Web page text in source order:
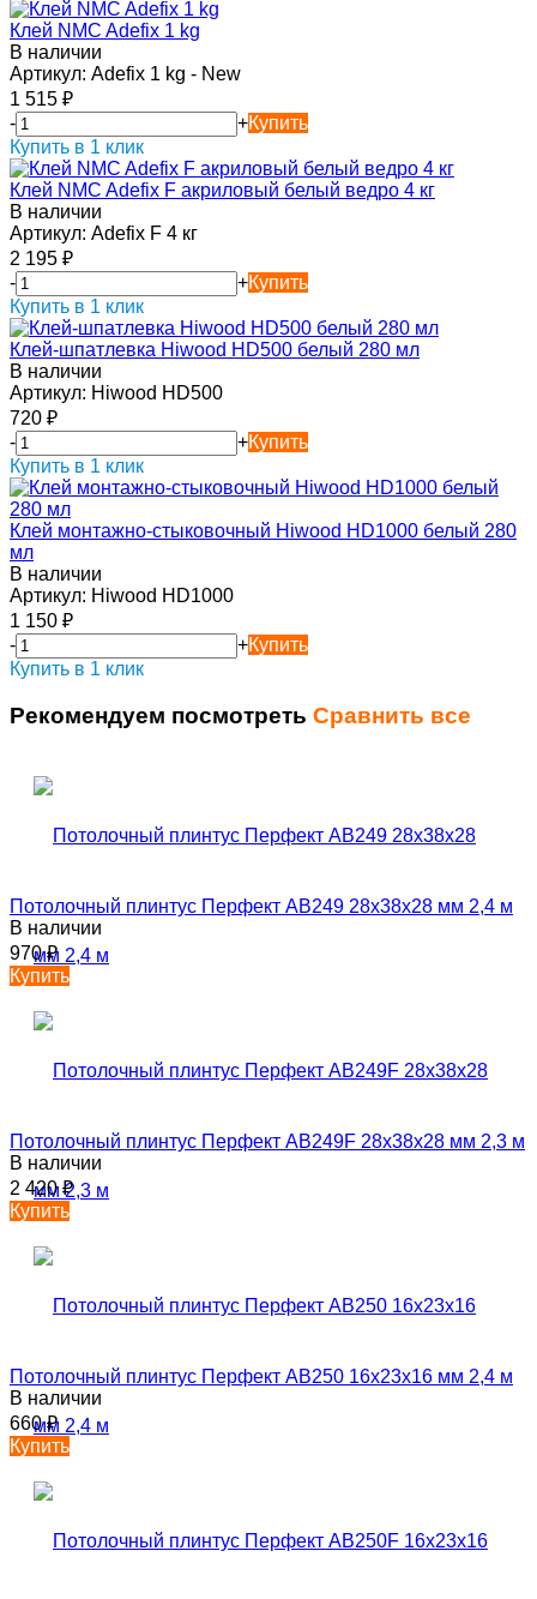
Клей NMC Adefix 1 kg
В наличии
Артикул: Adefix 1 kg - New
1 515 ₽
-
+Купить
Купить в 1 клик
Клей NMC Adefix F акриловый белый ведро 4 кг
В наличии
Артикул: Adefix F 4 кг
2 195 ₽
-
+Купить
Купить в 1 клик
Клей-шпатлевка Hiwood HD500 белый 280 мл
В наличии
Артикул: Hiwood HD500
720 ₽
-
+Купить
Купить в 1 клик
Клей монтажно-стыковочный Hiwood HD1000 белый 280
мл
В наличии
Артикул: Hiwood HD1000
1 150 ₽
-
+Купить
Купить в 1 клик
Рекомендуем посмотреть Сравнить все
Потолочный плинтус Перфект AB249 28х38х28 мм 2,4 м
В наличии
970₽
Купить
Потолочный плинтус Перфект AB249F 28х38х28 мм 2,3 м
В наличии
2 420₽
Купить
Потолочный плинтус Перфект AB250 16х23х16 мм 2,4 м
В наличии
660₽
Купить